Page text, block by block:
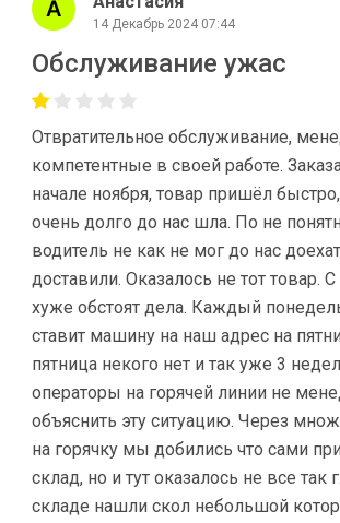
14 Декабрь 2024 07:44
Обслуживание ужас
Отвратительное обслуживание,
компетентные в своей работе.
начале ноября, товар пришёл
очень долго до нас шла. По не
водитель не как не мог до нас
доставили. Оказалось не тот товар.
хуже обстоят дела. Каждый
ставит машину на наш адрес на
пятница некого нет и так уже 3
операторы на горячей линии не
объяснить эту ситуацию. Через
на горячку мы добились что сами
склад, но и тут оказалось не все так
складе нашли скол небольшой